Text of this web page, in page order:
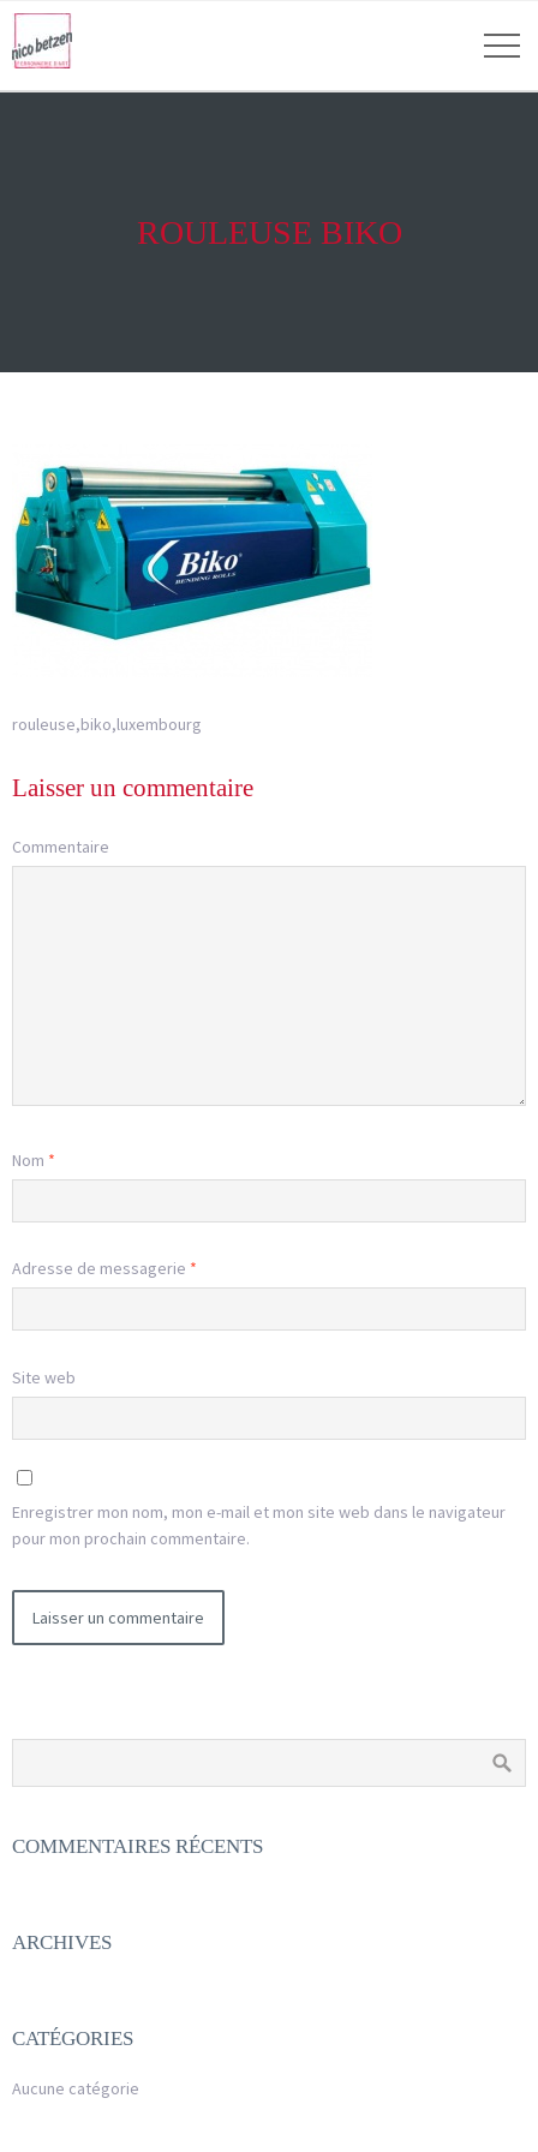
ROULEUSE BIKO
rouleuse,biko,luxembourg
Laisser un commentaire
Commentaire
Nom *
Adresse de messagerie *
Site web
Enregistrer mon nom, mon e-mail et mon site web dans le navigateur
pour mon prochain commentaire.
COMMENTAIRES RÉCENTS
ARCHIVES
CATÉGORIES
Aucune catégorie